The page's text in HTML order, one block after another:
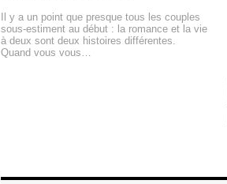
Il y a un point que presque tous les couples
sous-estiment au début : la romance et la vie
à deux sont deux histoires différentes.
Quand vous vous…